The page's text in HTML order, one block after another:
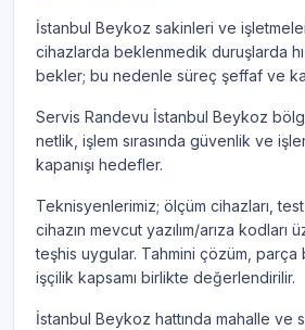
İstanbul Beykoz sakinleri ve
cihazlarda beklenmedik duruşlarda
bekler; bu nedenle süreç şeffaf ve
Servis Randevu İstanbul Beykoz
netlik, işlem sırasında güvenlik ve
kapanışı hedefler.
Teknisyenlerimiz; ölçüm cihazları,
cihazın mevcut yazılım/arıza kodları
teşhis uygular. Tahmini çözüm, parça
işçilik kapsamı birlikte değerlendirilir.
İstanbul Beykoz hattında mahalle ve